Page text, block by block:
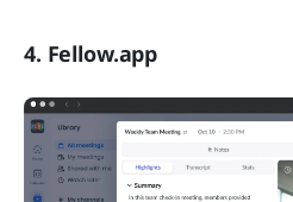
4. Fellow.app